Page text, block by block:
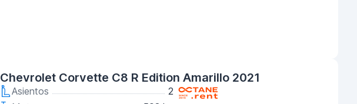
Chevrolet Corvette C8 R Edition Amarillo 2021
Asientos
2